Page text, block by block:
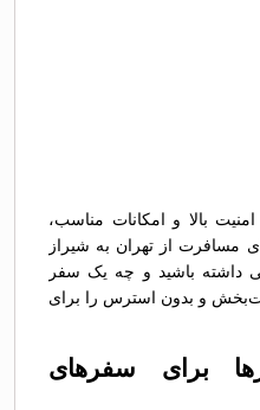
بالا و امکانات مناسب،
مسافرت از تهران به شيراز
باشید و چه یک سفر
و بدون استرس را برای
برای سفرهای